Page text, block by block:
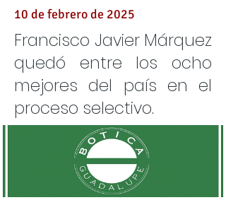
10 de febrero de 2025
Francisco Javier Márquez
quedó entre los ocho
mejores del país en el
proceso selectivo.